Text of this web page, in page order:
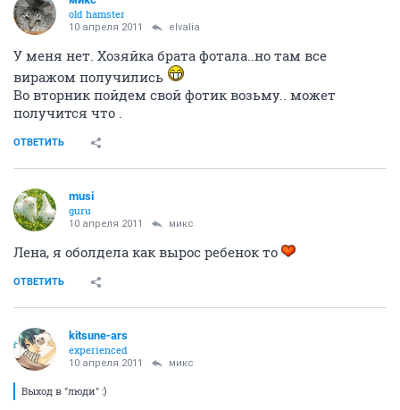
old hamster
10 апреля 2011 elvalia
У меня нет. Хозяйка брата фотала..но там все
виражом получились
Во вторник пойдем свой фотик возьму.. может
получится что .
ОТВЕТИТЬ
musi
guru
10 апреля 2011 микс
Лена, я оболдела как вырос ребенок то
ОТВЕТИТЬ
kitsune-ars
experienced
10 апреля 2011 микс
Выход в "люди" :)